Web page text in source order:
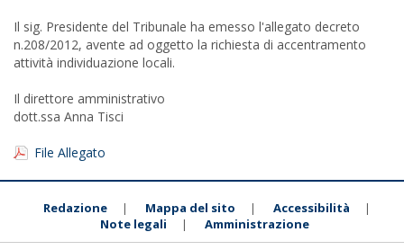
Il sig. Presidente del Tribunale ha emesso l'allegato decreto
n.208/2012, avente ad oggetto la richiesta di accentramento
attività individuazione locali.
Il direttore amministrativo
dott.ssa Anna Tisci
File Allegato
Redazione | Mappa del sito | Accessibilità |
Note legali | Amministrazione